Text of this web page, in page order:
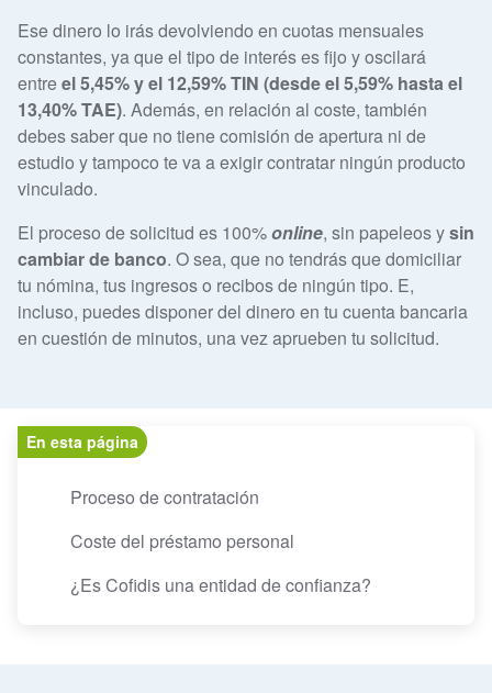
Ese dinero lo irás devolviendo en cuotas mensuales
constantes, ya que el tipo de interés es fijo y oscilará
entreel 5,45% y el 12,59% TIN (desde el 5,59% hasta el
13,40% TAE). Además, en relación al coste, también
debes saber que no tiene comisión de apertura ni de
estudio y tampoco te va a exigir contratar ningún producto
vinculado.
El proceso de solicitud es 100%online, sin papeleos ysin
cambiar de banco. O sea, que no tendrás que domiciliar
tu nómina, tus ingresos o recibos de ningún tipo. E,
incluso, puedes disponer del dinero en tu cuenta bancaria
en cuestión de minutos, una vez aprueben tu solicitud.
En esta página
Proceso de contratación
Coste del préstamo personal
¿Es Cofidis una entidad de confianza?